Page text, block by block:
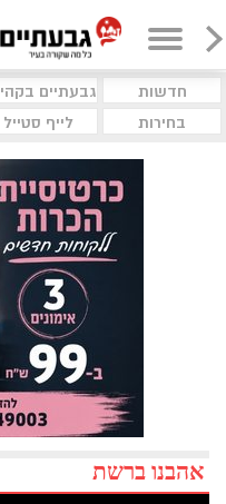
חדשות גבעתיים
בחירות
לייף סטייל
אהבנו ברשת